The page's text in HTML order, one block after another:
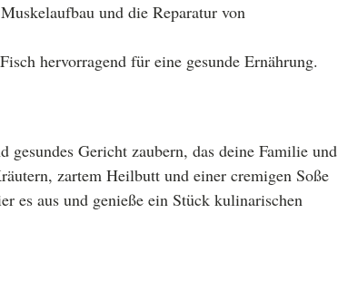
und die Reparatur von
hervorragend für eine gesunde Ernährung.
Gericht zaubern, das deine Familie und
zartem Heilbutt und einer cremigen Soße
es aus und genieße ein Stück kulinarischen